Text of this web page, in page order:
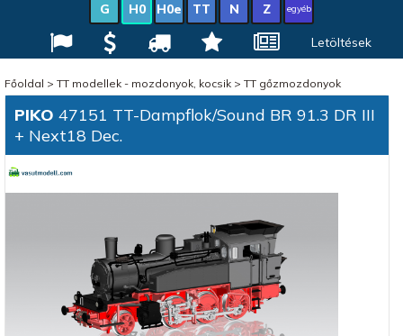
G H0 H0e TT N Z egyéb
Letöltések
Főoldal > TT modellek - mozdonyok, kocsik> TT gőzmozdonyok
PIKO 47151 TT-Dampflok/Sound BR 91.3 DR III
+ Next18 Dec.